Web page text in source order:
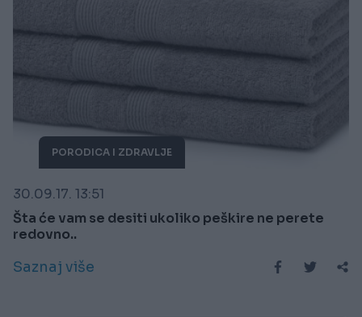
PORODICA I ZDRAVLJE
30.09.17. 13:51
Šta će vam se desiti ukoliko peškire ne perete
redovno..
Saznaj više